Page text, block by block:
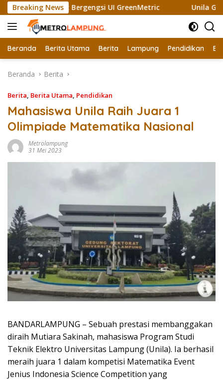
Langsung
ke
konten
Breaking News
Sertifikat Bergengsi UI GreenMetric Unila
Beranda Berita Utama Berita Lampung Pendidikan
Beranda Berita
Berita, Berita Utama, Pendidikan
Mahasiswa Unila Raih Juara 1
Olimpiade Matematika Nasional
Metrolampung
31 Mei 2023
BANDARLAMPUNG – Sebuah prestasi membanggakan
diraih Mutiara Sakinah, mahasiswa Program Studi
Teknik Elektro Universitas Lampung (Unila). Ia berhasil
meraih juara 1 dalam kompetisi Matematika Event
Jenius Indonesia Science Competition yang